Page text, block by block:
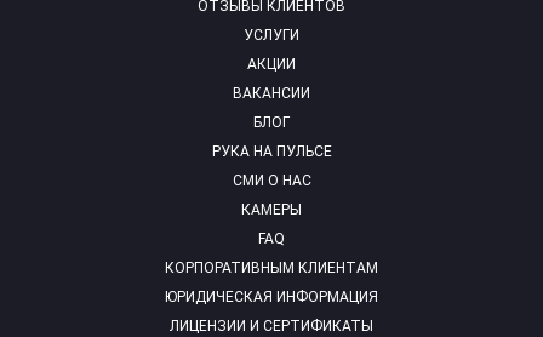
ОТЗЫВЫ КЛИЕНТОВ
УСЛУГИ
АКЦИИ
ВАКАНСИИ
БЛОГ
РУКА НА ПУЛЬСЕ
СМИ О НАС
КАМЕРЫ
FAQ
КОРПОРАТИВНЫМ КЛИЕНТАМ
ЮРИДИЧЕСКАЯ ИНФОРМАЦИЯ
ЛИЦЕНЗИИ И СЕРТИФИКАТЫ